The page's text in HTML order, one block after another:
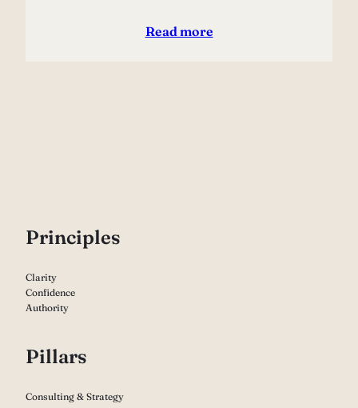
Read more
Principles
Clarity
Confidence
Authority
Pillars
Consulting & Strategy